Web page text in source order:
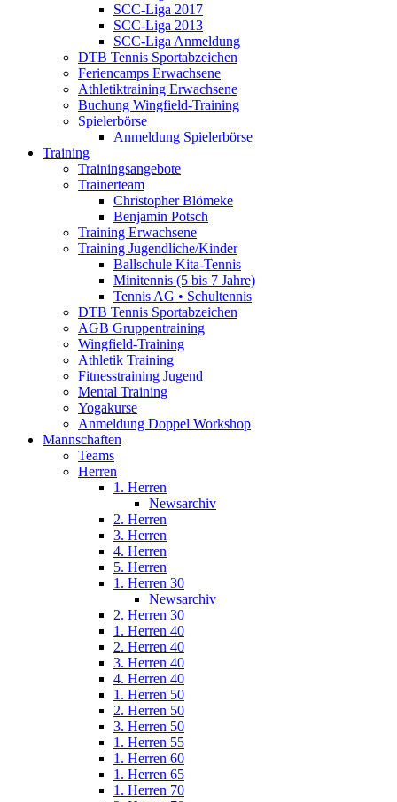
SCC-Liga 2017
SCC-Liga 2013
SCC-Liga Anmeldung
DTB Tennis Sportabzeichen
Feriencamps Erwachsene
Athletiktraining Erwachsene
Buchung Wingfield-Training
Spielerbörse
Anmeldung Spielerbörse
Training
Trainingsangebote
Trainerteam
Christopher Blömeke
Benjamin Potsch
Training Erwachsene
Training Jugendliche/Kinder
Ballschule Kita-Tennis
Minitennis (5 bis 7 Jahre)
Tennis AG • Schultennis
DTB Tennis Sportabzeichen
AGB Gruppentraining
Wingfield-Training
Athletik Training
Fitnesstraining Jugend
Mental Training
Yogakurse
Anmeldung Doppel Workshop
Mannschaften
Teams
Herren
1. Herren
Newsarchiv
2. Herren
3. Herren
4. Herren
5. Herren
1. Herren 30
Newsarchiv
2. Herren 30
1. Herren 40
2. Herren 40
3. Herren 40
4. Herren 40
1. Herren 50
2. Herren 50
3. Herren 50
1. Herren 55
1. Herren 60
1. Herren 65
1. Herren 70